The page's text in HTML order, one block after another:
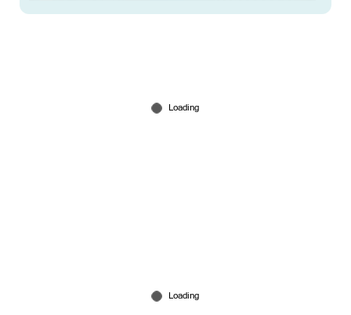
രണ്ടു ജില്ലകളില്‍ നാളെ അവധി; പരീക്ഷകൾക്ക്